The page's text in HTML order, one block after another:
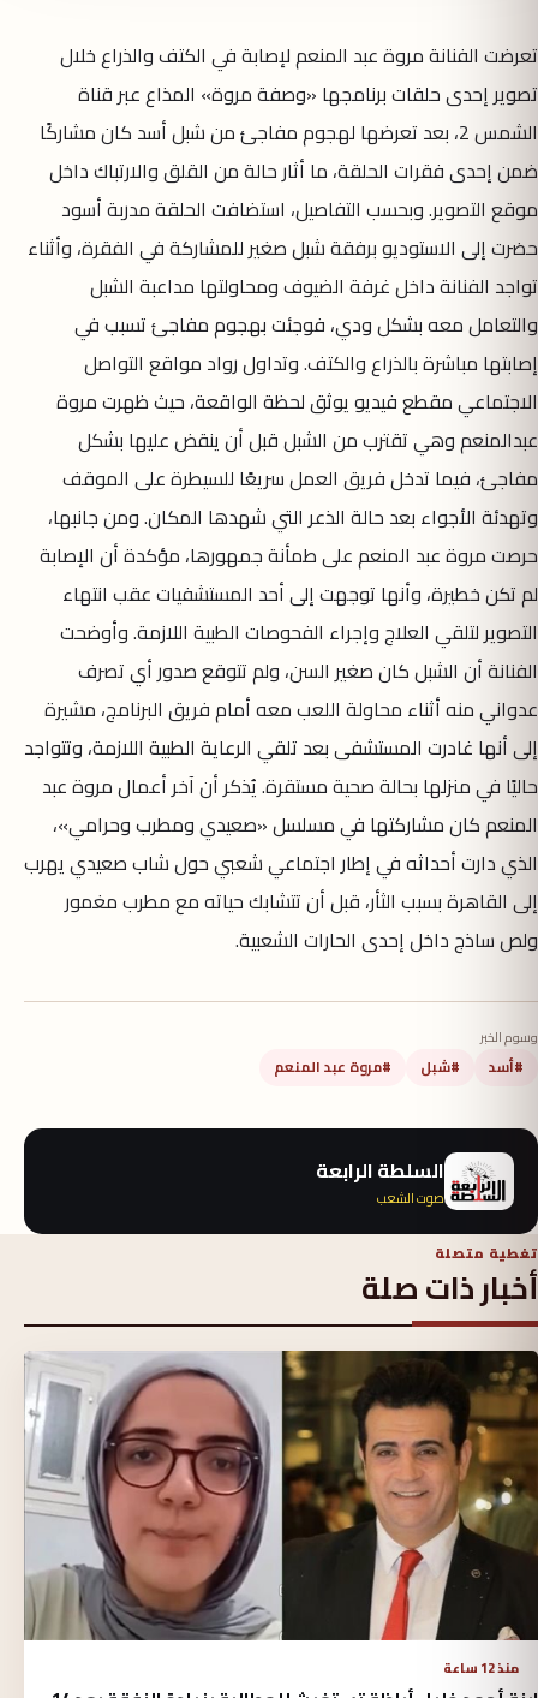
تعرضت الفنانة مروة عبد المنعم لإصابة في الكتف والذراع خلال
تصوير إحدى حلقات برنامجها «وصفة مروة» المذاع عبر قناة
الشمس 2، بعد تعرضها لهجوم مفاجئ من شبل أسد كان مشاركًا
ضمن إحدى فقرات الحلقة، ما أثار حالة من القلق والارتباك داخل
موقع التصوير. وبحسب التفاصيل، استضافت الحلقة مدربة أسود
حضرت إلى الاستوديو برفقة شبل صغير للمشاركة في الفقرة، وأثناء
تواجد الفنانة داخل غرفة الضيوف ومحاولتها مداعبة الشبل
والتعامل معه بشكل ودي، فوجئت بهجوم مفاجئ تسبب في
إصابتها مباشرة بالذراع والكتف. وتداول رواد مواقع التواصل
الاجتماعي مقطع فيديو يوثق لحظة الواقعة، حيث ظهرت مروة
عبدالمنعم وهي تقترب من الشبل قبل أن ينقض عليها بشكل
مفاجئ، فيما تدخل فريق العمل سريعًا للسيطرة على الموقف
وتهدئة الأجواء بعد حالة الذعر التي شهدها المكان. ومن جانبها،
حرصت مروة عبد المنعم على طمأنة جمهورها، مؤكدة أن الإصابة
لم تكن خطيرة، وأنها توجهت إلى أحد المستشفيات عقب انتهاء
التصوير لتلقي العلاج وإجراء الفحوصات الطبية اللازمة. وأوضحت
الفنانة أن الشبل كان صغير السن، ولم تتوقع صدور أي تصرف
عدواني منه أثناء محاولة اللعب معه أمام فريق البرنامج، مشيرة
إلى أنها غادرت المستشفى بعد تلقي الرعاية الطبية اللازمة، وتتواجد
حاليًا في منزلها بحالة صحية مستقرة. يُذكر أن آخر أعمال مروة عبد
المنعم كان مشاركتها في مسلسل «صعيدي ومطرب وحرامي»،
الذي دارت أحداثه في إطار اجتماعي شعبي حول شاب صعيدي يهرب
إلى القاهرة بسبب الثأر، قبل أن تتشابك حياته مع مطرب مغمور
ولص ساذج داخل إحدى الحارات الشعبية.
وسوم الخبر
#أسد #شبل #مروة عبد المنعم
السلطة الرابعة
صوت الشعب
تغطية متصلة
أخبار ذات صلة
منذ 12 ساعة